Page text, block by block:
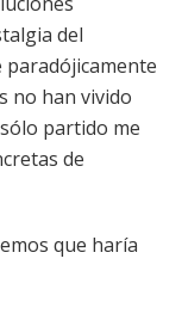
del
no han vivido
partido me
de
que haría